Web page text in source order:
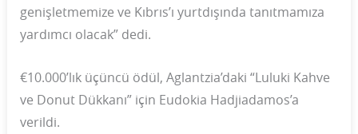
genişletmemize ve Kıbrıs’ı yurtdışında tanıtmamıza
yardımcı olacak” dedi.
€10.000’lık üçüncü ödül, Aglantzia’daki “Luluki Kahve
ve Donut Dükkanı” için Eudokia Hadjiadamos’a
verildi.